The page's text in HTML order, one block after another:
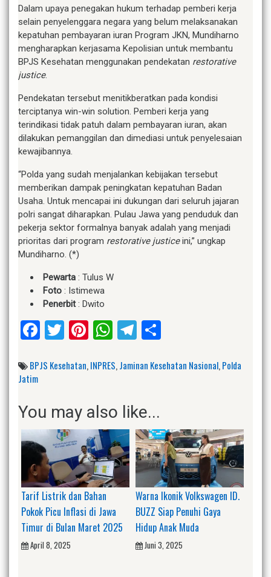
Dalam upaya penegakan hukum terhadap pemberi kerja
selain penyelenggara negara yang belum melaksanakan
kepatuhan pembayaran iuran Program JKN, Mundiharno
mengharapkan kerjasama Kepolisian untuk membantu
BPJS Kesehatan menggunakan pendekatan restorative
justice.
Pendekatan tersebut menitikberatkan pada kondisi
terciptanya win-win solution. Pemberi kerja yang
terindikasi tidak patuh dalam pembayaran iuran, akan
dilakukan pemanggilan dan dimediasi untuk penyelesaian
kewajibannya.
“Polda yang sudah menjalankan kebijakan tersebut
memberikan dampak peningkatan kepatuhan Badan
Usaha. Untuk mencapai ini dukungan dari seluruh jajaran
polri sangat diharapkan. Pulau Jawa yang penduduk dan
pekerja sektor formalnya banyak adalah yang menjadi
prioritas dari program restorative justiceini,” ungkap
Mundiharno. (*)
Pewarta : Tulus W
Foto : Istimewa
Penerbit: Dwito
Facebook
Twitter
Pinterest
WhatsApp
Telegram
BPJS Kesehatan,INPRES,Jaminan Kesehatan Nasional,Polda
Jatim
You may also like...
Tarif Listrik dan Bahan
Pokok Picu Inflasi di Jawa
Timur di Bulan Maret 2025
April 8, 2025
Warna Ikonik Volkswagen ID.
BUZZ Siap Penuhi Gaya
Hidup Anak Muda
Juni 3, 2025